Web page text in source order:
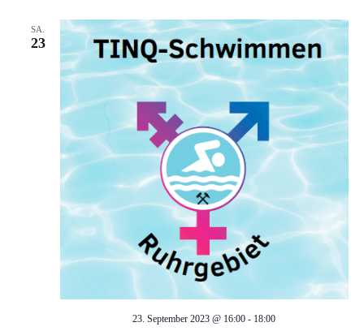
N
a
v
i
g
a
t
i
SA.
23
23. September 2023 @ 16:00 - 18:00